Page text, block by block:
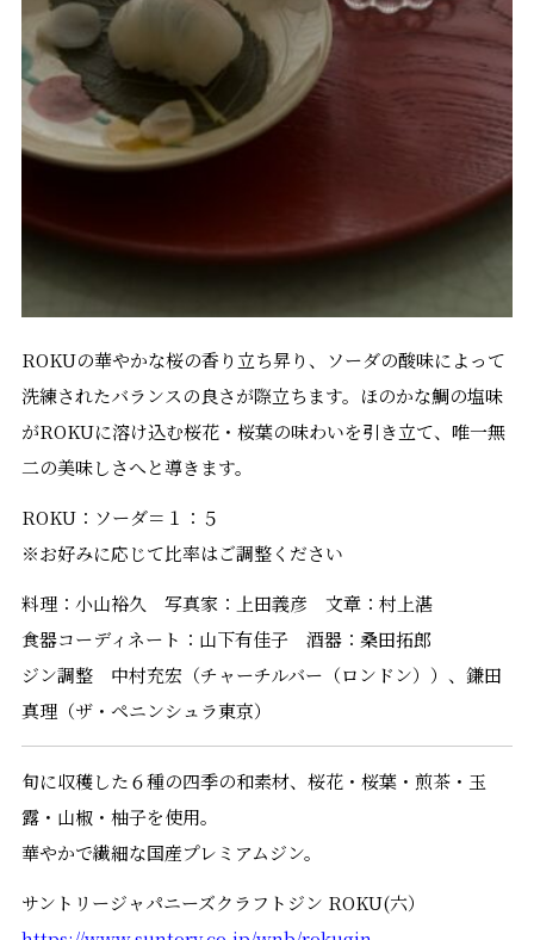
ROKUの華やかな桜の香り立ち昇り、ソーダの酸味によって
洗練されたバランスの良さが際立ちます。ほのかな鯛の塩味
がROKUに溶け込む桜花・桜葉の味わいを引き立て、唯一無
二の美味しさへと導きます。
ROKU：ソーダ＝１：５
※お好みに応じて比率はご調整ください
料理：小山裕久 写真家：上田義彦 文章：村上湛
食器コーディネート：山下有佳子 酒器：桑田拓郎
ジン調整 中村充宏（チャーチルバー（ロンドン））、鎌田
真理（ザ・ペニンシュラ東京）
旬に収穫した６種の四季の和素材、桜花・桜葉・煎茶・玉
露・山椒・柚子を使用。
華やかで繊細な国産プレミアムジン。
サントリージャパニーズクラフトジン ROKU(六）